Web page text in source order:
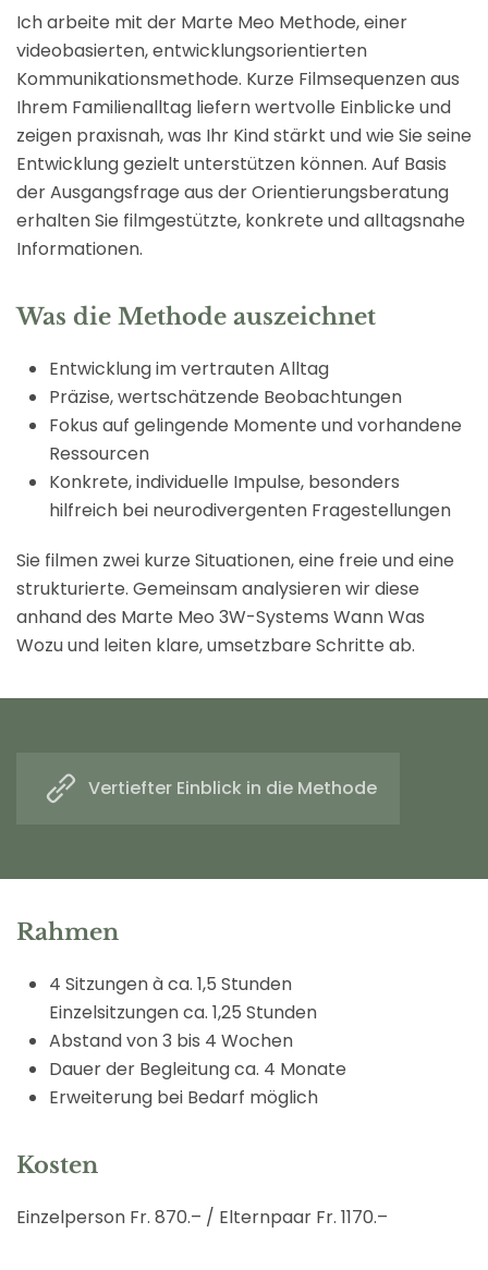
Ich arbeite mit der Marte Meo Methode, einer
videobasierten, entwicklungsorientierten
Kommunikationsmethode. Kurze Filmsequenzen aus
Ihrem Familienalltag liefern wertvolle Einblicke und
zeigen praxisnah, was Ihr Kind stärkt und wie Sie seine
Entwicklung gezielt unterstützen können. Auf Basis
der Ausgangsfrage aus der Orientierungsberatung
erhalten Sie filmgestützte, konkrete und alltagsnahe
Informationen.
Was die Methode auszeichnet
Entwicklung im vertrauten Alltag
Präzise, wertschätzende Beobachtungen
Fokus auf gelingende Momente und vorhandene
Ressourcen
Konkrete, individuelle Impulse, besonders
hilfreich bei neurodivergenten Fragestellungen
Sie filmen zwei kurze Situationen, eine freie und eine
strukturierte. Gemeinsam analysieren wir diese
anhand des Marte Meo 3W-Systems Wann Was
Wozu und leiten klare, umsetzbare Schritte ab.
Vertiefter Einblick in die Methode
Rahmen
4 Sitzungen à ca. 1,5 Stunden
Einzelsitzungen ca. 1,25 Stunden
Abstand von 3 bis 4 Wochen
Dauer der Begleitung ca. 4 Monate
Erweiterung bei Bedarf möglich
Kosten
Einzelperson Fr. 870.– / Elternpaar Fr. 1170.–